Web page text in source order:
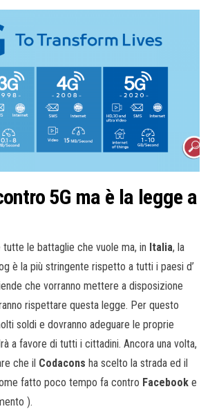
5G ma è la legge a
tutte le battaglie che vuole ma, in Italia, la
è la più stringente rispetto a tutti i paesi d’
che vorranno mettere a disposizione
rispettare questa legge. Per questo
soldi e dovranno adeguare le proprie
a favore di tutti i cittadini. Ancora una volta,
che il Codacons ha scelto la strada ed il
fatto poco tempo fa contro Facebook e
).